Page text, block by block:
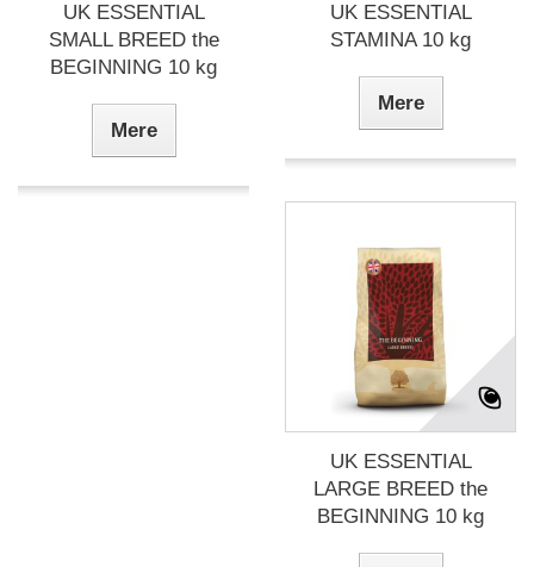
UK ESSENTIAL
SMALL BREED the
BEGINNING 10 kg
Mere
UK ESSENTIAL
STAMINA 10 kg
Mere
UK ESSENTIAL
LARGE BREED the
BEGINNING 10 kg